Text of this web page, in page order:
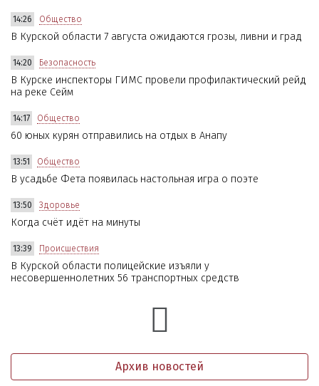
14:26 Общество
В Курской области 7 августа ожидаются грозы, ливни и град
14:20 Безопасность
В Курске инспекторы ГИМС провели профилактический рейд
на реке Сейм
14:17 Общество
60 юных курян отправились на отдых в Анапу
13:51 Общество
В усадьбе Фета появилась настольная игра о поэте
13:50 Здоровье
Когда счёт идёт на минуты
13:39 Происшествия
В Курской области полицейские изъяли у
несовершеннолетних 56 транспортных средств
Архив новостей